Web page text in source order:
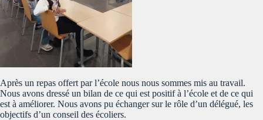
Après un repas offert par l’école nous nous sommes mis au travail.
Nous avons dressé un bilan de ce qui est positif à l’école et de ce qui
est à améliorer. Nous avons pu échanger sur le rôle d’un délégué, les
objectifs d’un conseil des écoliers.